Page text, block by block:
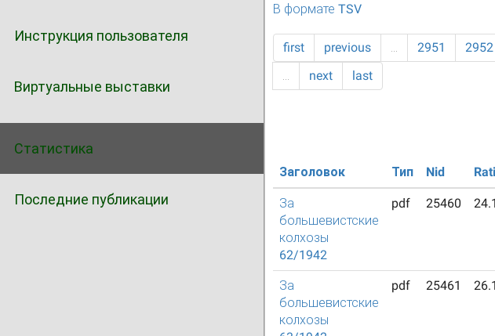
Инструкция пользователя
Виртуальные выставки
Статистика
Последние публикации
В формате TSV
first previous … 2951 2952
…
next last
Заголовок Тип Nid
За
большевистские
колхозы
62/1942
pdf 25460 24.1
За
большевистские
колхозы
pdf 25461 26.1